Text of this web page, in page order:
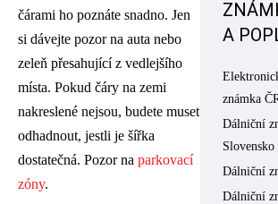
čárami ho poznáte snadno. Jen
si dávejte pozor na auta nebo
zeleň přesahující z vedlejšího
místa. Pokud čáry na zemi
nakreslené nejsou, budete muset
odhadnout, jestli je šířka
dostatečná. Pozor na parkovací
zóny.
A
známka
Dálniční
Slovensko
Dálniční
Dálniční